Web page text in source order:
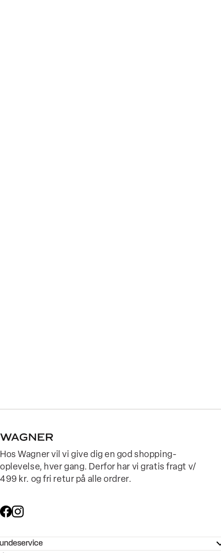
Hos Wagner vil vi give dig en god shopping-
oplevelse, hver gang. Derfor har vi gratis fragt v/
499 kr. og fri retur på alle ordrer.